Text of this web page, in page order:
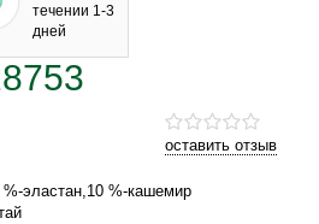
течении 1-3
дней
оставить отзыв
эластан,10 %-кашемир